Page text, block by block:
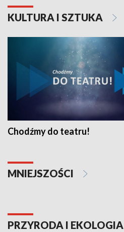
KULTURA I SZTUKA
Chodźmy do teatru!
MNIEJSZOŚCI
PRZYRODA I EKOLOGIA